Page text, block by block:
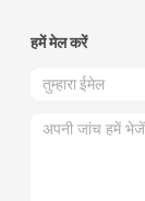
हमें मेल करें